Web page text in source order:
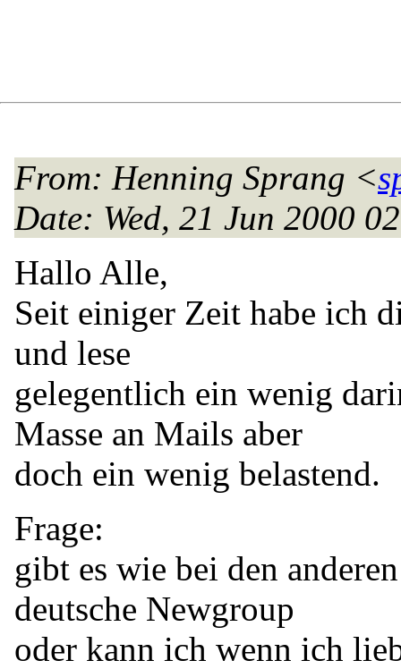
From: Henning Sprang <
Date: Wed, 21 Jun 2000
Hallo Alle,
Seit einiger Zeit habe ich
und lese
gelegentlich ein wenig
Masse an Mails aber
doch ein wenig belastend.
Frage:
gibt es wie bei den
deutsche Newgroup
oder kann ich wenn ich